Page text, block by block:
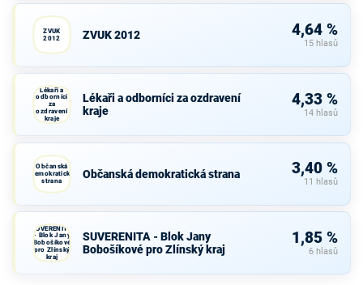
ZVUK
2012
ZVUK 2012 4,64 %
15 hlasů
Lékaři a
odborníci
za
ozdravení
kraje
Lékaři a odborníci za ozdravení
kraje
4,33 %
14 hlasů
Občanská
demokratická
strana
Občanská demokratická strana 3,40 %
11 hlasů
SUVERENITA
- Blok Jany
Bobošíkové
pro Zlínský
kraj
SUVERENITA - Blok Jany
Bobošíkové pro Zlínský kraj
1,85 %
6 hlasů